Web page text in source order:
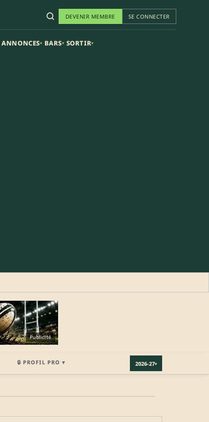
DEVENIR MEMBRE SE CONNECTER
ANNONCES▾ BARS▾ SORTIR▾
Publicité
🔒 PROFIL PRO ▾ 2026-27▾